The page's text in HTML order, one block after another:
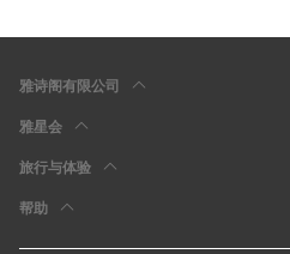
雅诗阁有限公司
雅星会
旅行与体验
帮助